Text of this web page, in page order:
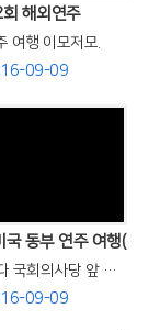
해외연주
여행 이모저모.
09-09
국 동부 연주 여행(
오타와 캐나다 국회의사당 앞 댄싱
09-09